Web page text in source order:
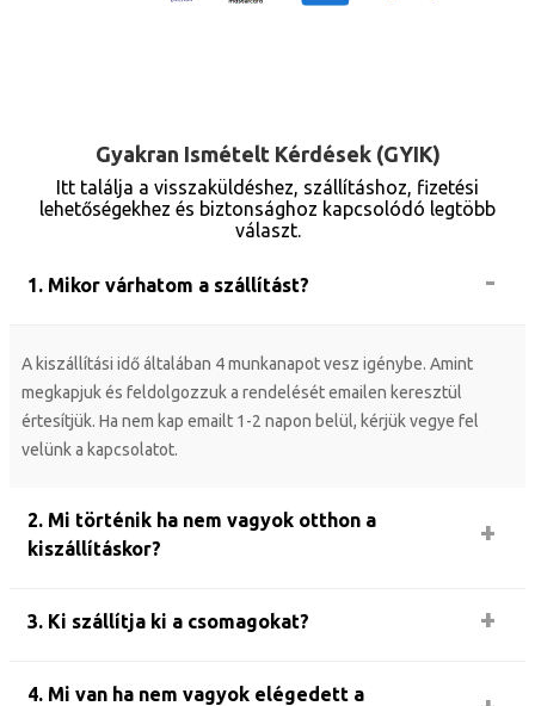
Gyakran Ismételt Kérdések (GYIK)
Itt találja a visszaküldéshez, szállításhoz, fizetési
lehetőségekhez és biztonsághoz kapcsolódó legtöbb
választ.
1. Mikor várhatom a szállítást?
A kiszállítási idő általában 4 munkanapot vesz igénybe. Amint
megkapjuk és feldolgozzuk a rendelését emailen keresztül
értesítjük. Ha nem kap emailt 1-2 napon belül, kérjük vegye fel
velünk a kapcsolatot.
2. Mi történik ha nem vagyok otthon a
kiszállításkor?
3. Ki szállítja ki a csomagokat?
4. Mi van ha nem vagyok elégedett a